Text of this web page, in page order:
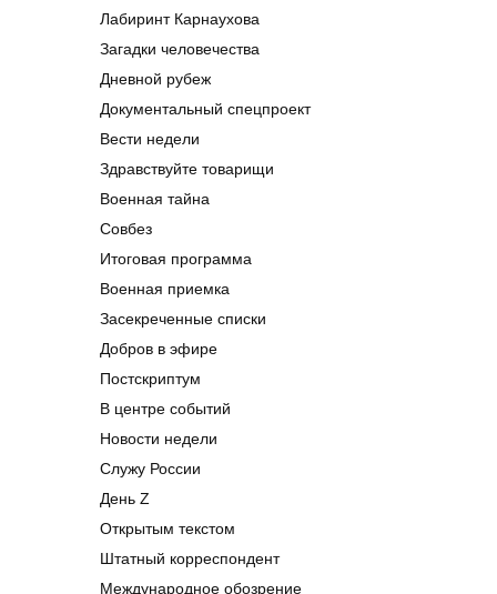
Лабиринт Карнаухова
Загадки человечества
Дневной рубеж
Документальный спецпроект
Вести недели
Здравствуйте товарищи
Военная тайна
Совбез
Итоговая программа
Военная приемка
Засекреченные списки
Добров в эфире
Постскриптум
В центре событий
Новости недели
Служу России
День Z
Открытым текстом
Штатный корреспондент
Международное обозрение